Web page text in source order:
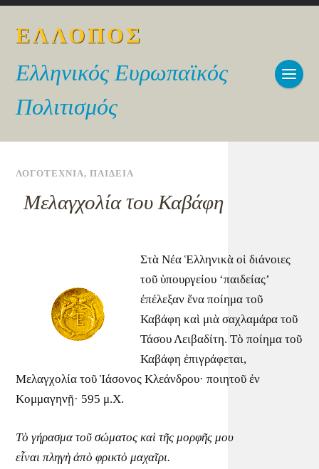
ΕΛΛΟΠΟΣ
Ελληνικός Ευρωπαϊκός
Πολιτισμός
ΛΟΓΟΤΕΧΝΙΑ,ΠΑΙΔΕΙΑ
Μελαγχολία του Καβάφη
Στὰ Νέα Ἑλληνικὰ οἱ διάνοιες
τοῦ ὑπουργείου ‘παιδείας’
ἐπέλεξαν ἕνα ποίημα τοῦ
Καβάφη καὶ μιὰ σαχλαμάρα τοῦ
Τάσου Λειβαδίτη. Τὸ ποίημα τοῦ
Καβάφη ἐπιγράφεται,
Μελαγχολία τοῦ Ἰάσονος Κλεάνδρου· ποιητοῦ ἐν
Kομμαγηνῇ· 595 μ.X.
Τὸ γήρασμα τοῦ σώματος καὶ τῆς μορφῆς μου
εἶναι πληγὴ ἀπὸ φρικτὸ μαχαῖρι.